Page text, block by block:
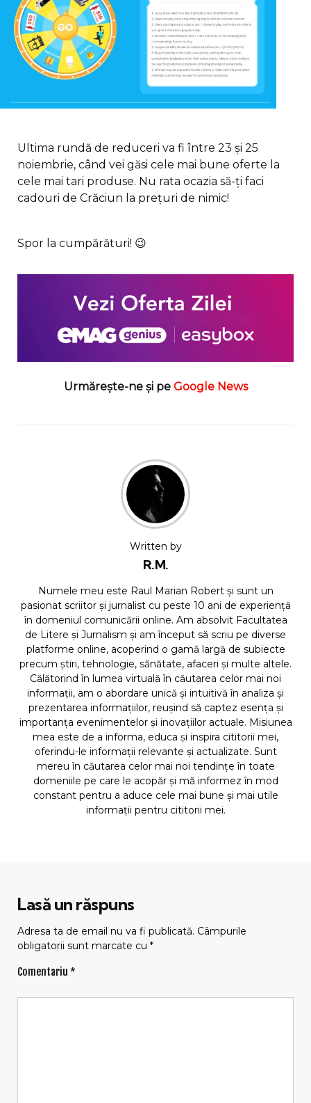
Ultima rundă de reduceri va fi între 23 și 25
noiembrie, când vei găsi cele mai bune oferte la
cele mai tari produse. Nu rata ocazia să-ți faci
cadouri de Crăciun la prețuri de nimic!
Spor la cumpărături! 😉
Urmărește-ne și pe Google News
Written by
R.M.
Numele meu este Raul Marian Robert și sunt un
pasionat scriitor și jurnalist cu peste 10 ani de experiență
în domeniul comunicării online. Am absolvit Facultatea
de Litere și Jurnalism și am început să scriu pe diverse
platforme online, acoperind o gamă largă de subiecte
precum știri, tehnologie, sănătate, afaceri și multe altele.
Călătorind în lumea virtuală în căutarea celor mai noi
informații, am o abordare unică și intuitivă în analiza și
prezentarea informațiilor, reușind să captez esența și
importanța evenimentelor și inovațiilor actuale. Misiunea
mea este de a informa, educa și inspira cititorii mei,
oferindu-le informații relevante și actualizate. Sunt
mereu în căutarea celor mai noi tendințe în toate
domeniile pe care le acopăr și mă informez în mod
constant pentru a aduce cele mai bune și mai utile
informații pentru cititorii mei.
Lasă un răspuns
Adresa ta de email nu va fi publicată. Câmpurile
obligatorii sunt marcate cu *
Comentariu *